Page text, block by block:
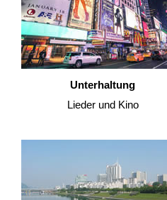
Unterhaltung
Lieder und Kino